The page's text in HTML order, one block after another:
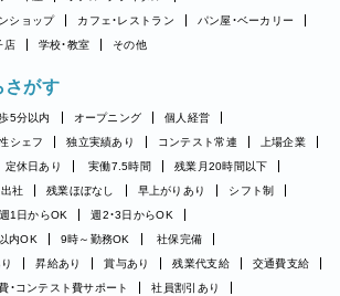
ショップ
カフェ・レストラン
パン屋・ベーカリー
店 学校・教室 その他
さがす
5分以内 オープニング
個人経営
シェフ 独立実績あり コンテスト常連
上場企業
定休日あり 実働7.5時間
残業月20時間以下
社 残業ほぼなし 早上がりあり
シフト制
週1日からOK
週2・3日からOK
内OK 9時～勤務OK
社保完備
昇給あり 賞与あり 残業代支給
交通費支給
・コンテスト費サポート
社員割引あり